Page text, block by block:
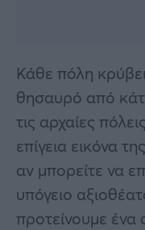
Κάθε πόλη
θησαυρό από
τις αρχαίες
επίγεια εικόνα
αν μπορείτε να
υπόγειο
προτείνουμε